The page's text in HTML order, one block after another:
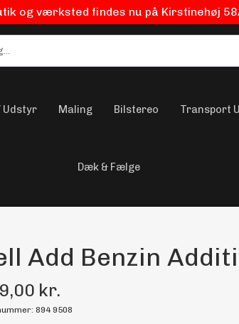
og værksted findes nu på Kirstinehøj
Udstyr Maling Bilstereo Transport
Dæk & Fælge
Add Benzin
kr.
894 9508